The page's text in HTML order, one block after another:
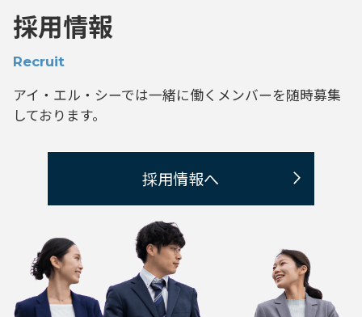
採用情報
Recruit
アイ・エル・シーでは一緒に働くメンバーを随時募集
しております。
採用情報へ